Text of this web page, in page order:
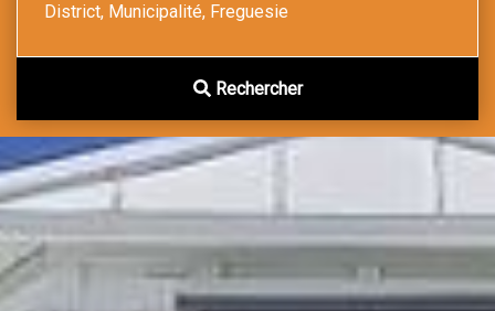
District, Municipalité, Freguesie
Rechercher